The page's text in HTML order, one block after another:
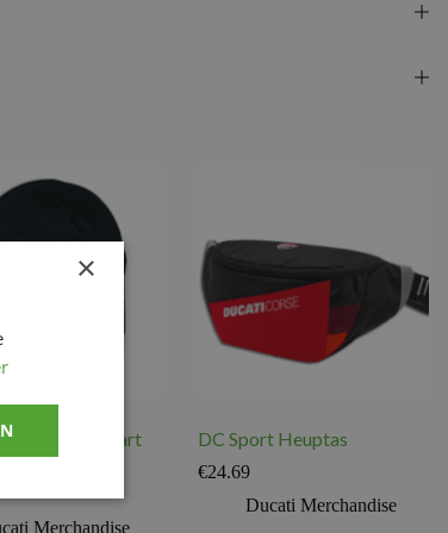
totaal zwart
Merchandise
DC Sport Heuptas
€24.69
Ducati Merchandise
×